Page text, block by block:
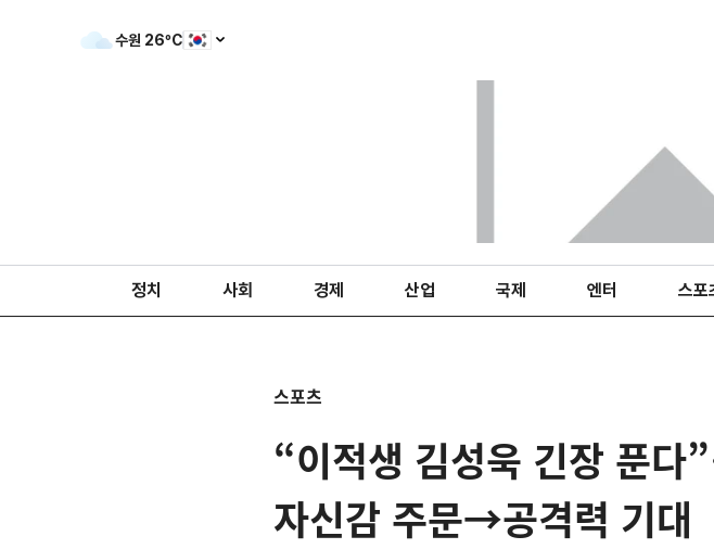
수원 26ºC
정치 사회 경제 산업 국제 엔터 스포
스포츠
“이적생 김성욱 긴장 푼
자신감 주문→공격력 기대